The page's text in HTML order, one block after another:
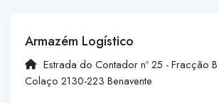
Armazém Logístico
Estrada do Contador nº 25 - Fracção
Colaço 2130-223 Benavente